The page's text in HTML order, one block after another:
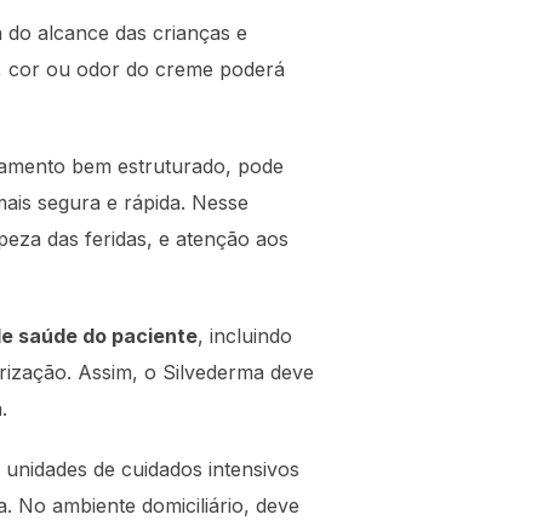
alcance das crianças e
cor ou odor do creme poderá
bem estruturado, pode
segura e rápida. Nesse
das feridas, e atenção aos
saúde do paciente, incluindo
Assim, o Silvederma deve
de cuidados intensivos
No ambiente domiciliário, deve